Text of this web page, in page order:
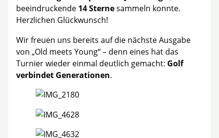
beeindruckende 14 Sternesammeln konnte.
Herzlichen Glückwunsch!
Wir freuen uns bereits auf die nächste Ausgabe
von „Old meets Young“ – denn eines hat das
Turnier wieder einmal deutlich gemacht: Golf
verbindet Generationen.